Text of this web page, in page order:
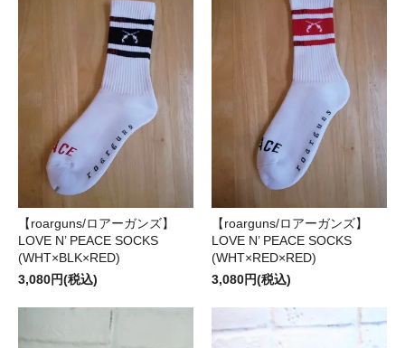
【roarguns/ロアーガンズ】
LOVE N’ PEACE SOCKS
(WHT×BLK×RED)
3,080円(税込)
【roarguns/ロアーガンズ】
LOVE N’ PEACE SOCKS
(WHT×RED×RED)
3,080円(税込)